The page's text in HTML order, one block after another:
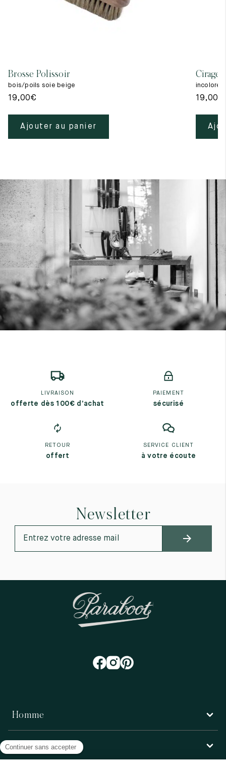
Brosse Polissoir
bois/poils soie beige
19,00€
Ajouter au panier
Cirage
incolore
19,00
LIVRAISON
offerte dès 100€ d’achat
PAIEMENT
sécurisé
RETOUR
offert
SERVICE CLIENT
à votre écoute
Newsletter
Homme
Femme